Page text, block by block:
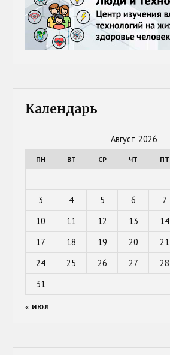
Календарь
Август 2026
ПН ВТ СР ЧТ ПТ
3
4 5 6 7
10
11 12 13 14
17
18 19 20 21
24
25 26 27 28
31
« ИЮЛ